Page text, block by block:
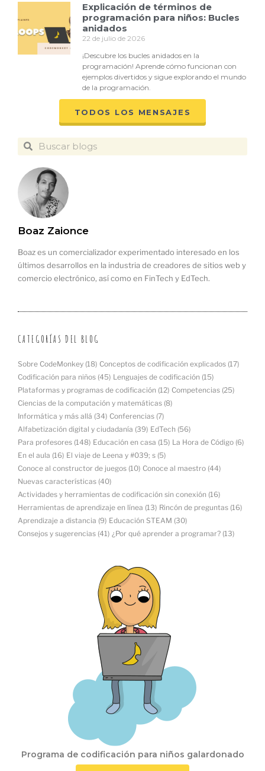
TODOS LOS MENSAJES
Boaz Zaionce
Boaz es un comercializador experimentado interesado en los
últimos desarrollos en la industria de creadores de sitios web y
comercio electrónico, así como en FinTech y EdTech.
CATEGORÍAS DEL BLOG
Sobre CodeMonkey (18) Conceptos de codificación explicados (17)
Codificación para niños (45) Lenguajes de codificación (15)
Plataformas y programas de codificación (12) Competencias (25)
Ciencias de la computación y matemáticas (8)
Informática y más allá (34) Conferencias (7)
Alfabetización digital y ciudadanía (39) EdTech (56)
Para profesores (148) Educación en casa (15) La Hora de Código (6)
En el aula (16) El viaje de Leena y #039; s (5)
Conoce al constructor de juegos (10) Conoce al maestro (44)
Nuevas características (40)
Actividades y herramientas de codificación sin conexión (16)
Herramientas de aprendizaje en línea (13) Rincón de preguntas (16)
Aprendizaje a distancia (9) Educación STEAM (30)
Consejos y sugerencias (41) ¿Por qué aprender a programar? (13)
Programa de codificación para niños galardonado
Explicación de términos de
programación para niños: Bucles
anidados
22 de julio de 2026
¡Descubre los bucles anidados en la
programación! Aprende cómo funcionan con
ejemplos divertidos y sigue explorando el mundo
de la programación.